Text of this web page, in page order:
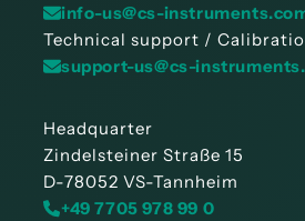
info-us@cs-
Technical support /
support-us@cs-
Headquarter
Zindelsteiner Straße 15
D-78052 VS-Tannheim
+49 7705 978 99 0